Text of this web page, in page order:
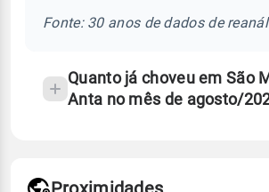
temperatura
Fonte: 30 anos de dados de
Quanto já choveu em São
Anta no mês de agosto/